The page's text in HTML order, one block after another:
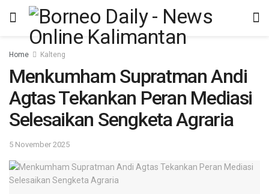
Home Kalteng
Menkumham Supratman Andi
Agtas Tekankan Peran Mediasi
Selesaikan Sengketa Agraria
5 November 2025